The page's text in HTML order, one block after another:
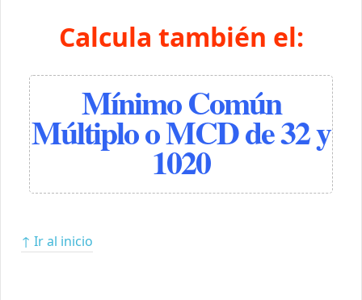
Calcula también el:
Mínimo Común
Múltiplo o MCD de 32 y
1020
↑ Ir al inicio